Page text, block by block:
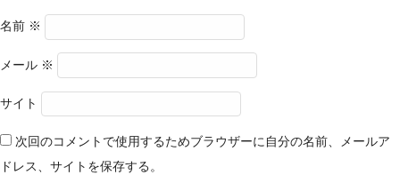
名前 ※
メール ※
サイト
次回のコメントで使用するためブラウザーに自分の名前、メールア
ドレス、サイトを保存する。